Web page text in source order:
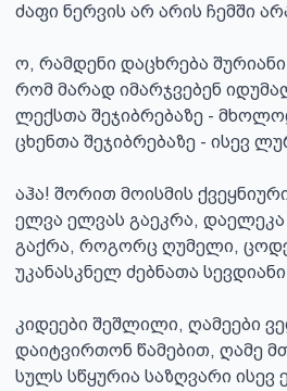
ძაფი ნერვის არ არის ჩემში
ო, რამდენი დაცხრება
რომ მარად იმარჯვებენ
ლექსთა შეჯიბრებაზე -
ცხენთა შეჯიბრებაზე - ისევ
აჰა! შორით მოისმის
ელვა ელვას გაეკრა, დაელეკა
გაქრა, როგორც ღუმელი,
უკანასკნელ ძებნათა
კიდეები შეშლილი, ღამეები
დაიტვირთონ წამებით, ღამე
სულს სწყურია საზღვარი ისევ